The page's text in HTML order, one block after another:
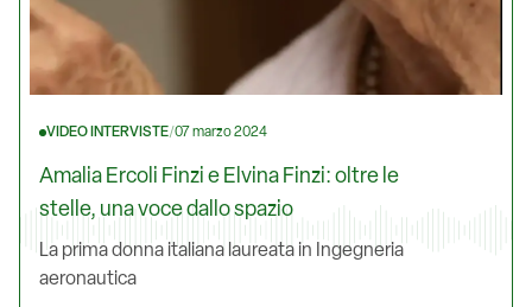
VIDEO INTERVISTE/07 marzo 2024
Amalia Ercoli Finzi e Elvina Finzi: oltre le
stelle, una voce dallo spazio
La prima donna italiana laureata in Ingegneria
aeronautica